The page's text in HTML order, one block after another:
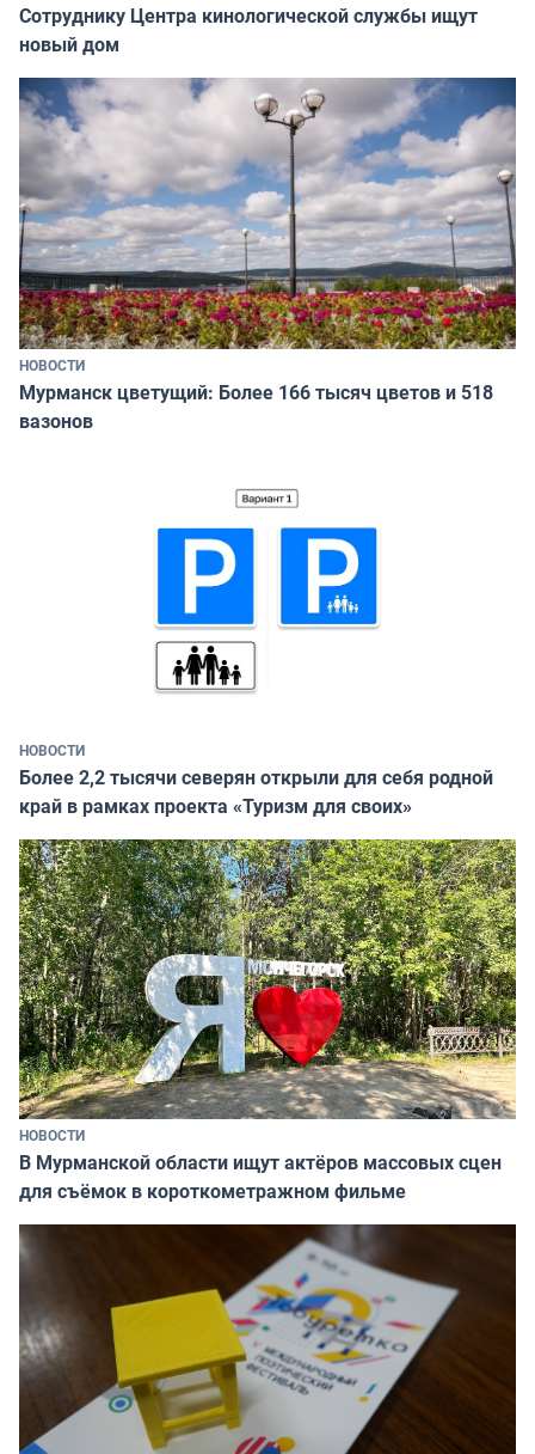
Сотруднику Центра кинологической службы ищут
новый дом
НОВОСТИ
Мурманск цветущий: Более 166 тысяч цветов и 518
вазонов
НОВОСТИ
Более 2,2 тысячи северян открыли для себя родной
край в рамках проекта «Туризм для своих»
НОВОСТИ
В Мурманской области ищут актёров массовых сцен
для съёмок в короткометражном фильме